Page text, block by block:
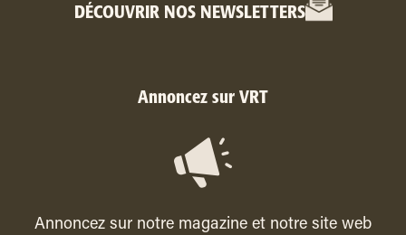
DÉCOUVRIR NOS NEWSLETTERS
Annoncez sur VRT
Annoncez sur notre magazine et notre site web